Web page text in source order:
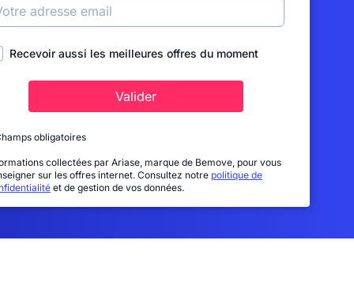
Recevoir aussi les meilleures offres du moment
Valider
obligatoires
collectées par Ariase, marque de Bemove, pour vous
sur les offres internet. Consultez notre politique de
et de gestion de vos données.